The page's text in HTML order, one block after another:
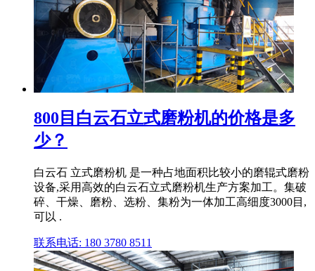
800目白云石立式磨粉机的价格是多
少？
白云石 立式磨粉机 是一种占地面积比较小的磨辊式磨粉
设备,采用高效的白云石立式磨粉机生产方案加工。集破
碎、干燥、磨粉、选粉、集粉为一体加工高细度3000目,
可以 .
联系电话: 180 3780 8511